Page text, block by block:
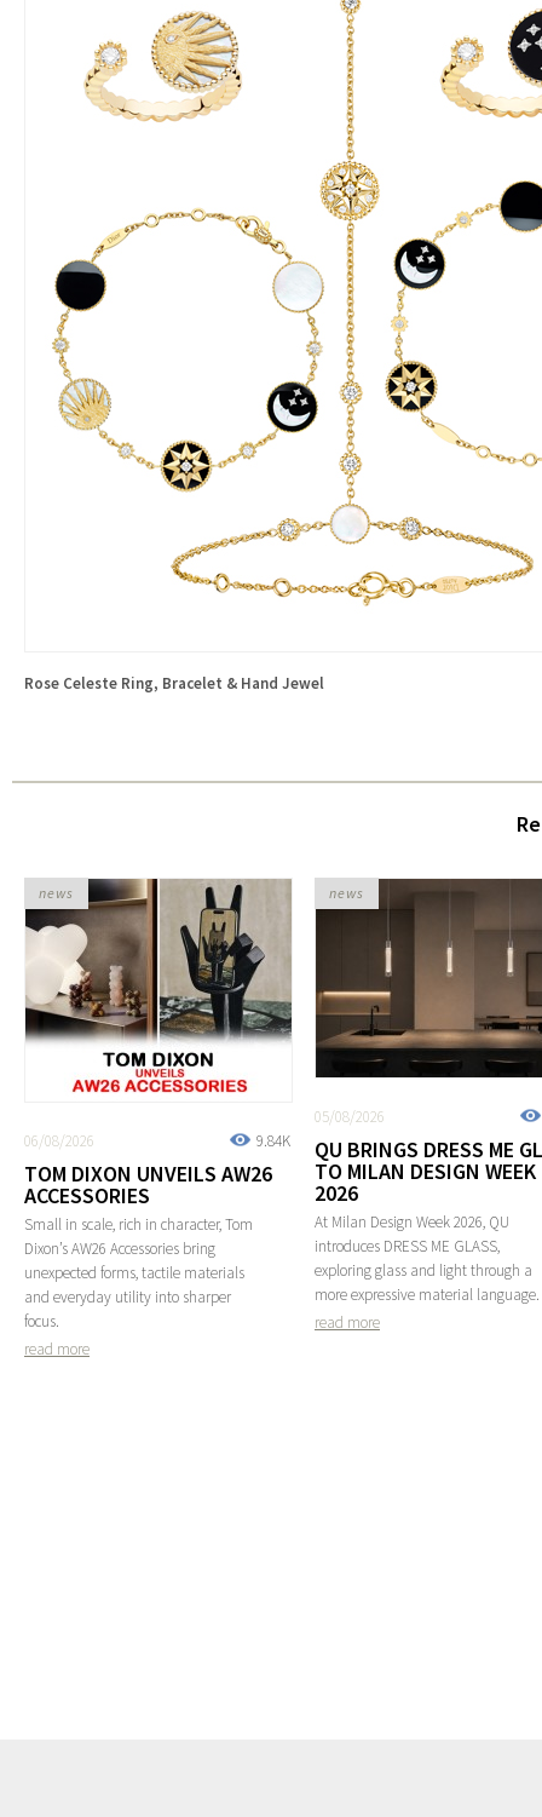
Rose Celeste Ring, Bracelet & Hand Jewel
9.84K
06/08/2026
TOM DIXON UNVEILS AW26
ACCESSORIES
Small in scale, rich in character, Tom
Dixon’s AW26 Accessories bring
unexpected forms, tactile materials
and everyday utility into sharper
focus.
read more
news
05/08/2026
QU BRINGS DRESS ME
TO MILAN DESIGN WEEK
2026
At Milan Design Week 2026, QU
introduces DRESS ME GLASS,
exploring glass and light through a
more expressive material language.
read more
news